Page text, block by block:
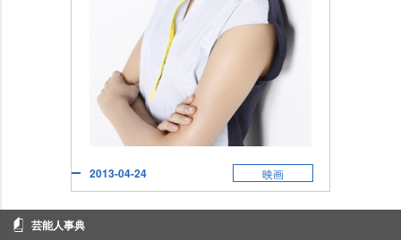
2013-04-24 映画
芸能人事典